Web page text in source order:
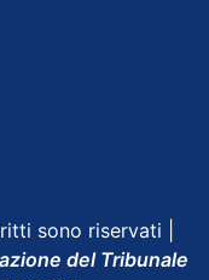
sono riservati |
del Tribunale